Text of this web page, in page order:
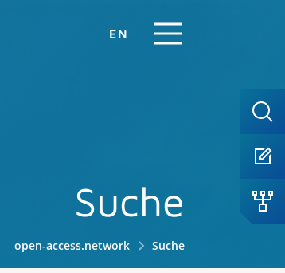
EN
Suche
open-access.network Suche